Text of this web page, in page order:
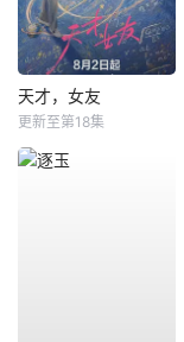
天才，女友
更新至第18集